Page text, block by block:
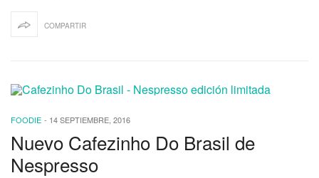
COMPARTIR
FOODIE - 14 SEPTIEMBRE, 2016
Nuevo Cafezinho Do Brasil de
Nespresso